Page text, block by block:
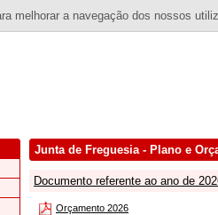
melhorar a navegação dos nossos
Junta de Freguesia - Plano e
Documento referente ao ano de
Orçamento 2026